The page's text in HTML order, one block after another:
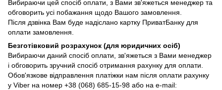
Вибираючи цей спосіб оплати, з Вами зв'яжеться менеджер та
обговорить усі побажання щодо Вашого замовлення.
Після дзвінка Вам буде надіслано картку ПриватБанку для
оплати замовлення.
Безготівковий розрахунок (для юридичних осіб)
Вибираючи даний спосіб оплати, зв'яжеться з Вами менеджер
і обговорить зручний спосіб отримання рахунку для оплати.
Обов'язкове відправлення платіжки нам після оплати рахунку
у Viber на номер +38 (068) 685-15-98 або на e-mail: